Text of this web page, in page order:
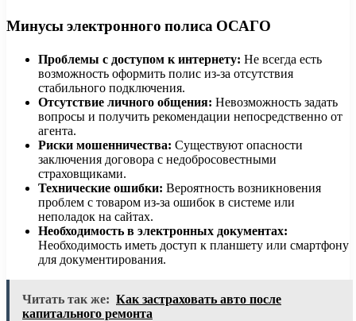
Минусы электронного полиса ОСАГО
Проблемы с доступом к интернету: Не всегда есть
возможность оформить полис из-за отсутствия
стабильного подключения.
Отсутствие личного общения: Невозможность задать
вопросы и получить рекомендации непосредственно от
агента.
Риски мошенничества: Существуют опасности
заключения договора с недобросовестными
страховщиками.
Технические ошибки: Вероятность возникновения
проблем с товаром из-за ошибок в системе или
неполадок на сайтах.
Необходимость в электронных документах:
Необходимость иметь доступ к планшету или смартфону
для документирования.
Читать так же: Как застраховать авто после
капитального ремонта